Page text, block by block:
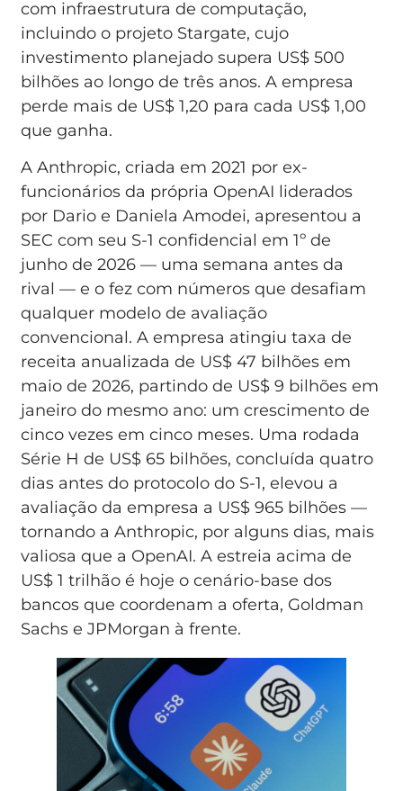
com infraestrutura de computação,
incluindo o projeto Stargate, cujo
investimento planejado supera US$ 500
bilhões ao longo de três anos. A empresa
perde mais de US$ 1,20 para cada US$ 1,00
que ganha.
A Anthropic, criada em 2021 por ex-
funcionários da própria OpenAI liderados
por Dario e Daniela Amodei, apresentou a
SEC com seu S-1 confidencial em 1º de
junho de 2026 — uma semana antes da
rival — e o fez com números que desafiam
qualquer modelo de avaliação
convencional. A empresa atingiu taxa de
receita anualizada de US$ 47 bilhões em
maio de 2026, partindo de US$ 9 bilhões em
janeiro do mesmo ano: um crescimento de
cinco vezes em cinco meses. Uma rodada
Série H de US$ 65 bilhões, concluída quatro
dias antes do protocolo do S-1, elevou a
avaliação da empresa a US$ 965 bilhões —
tornando a Anthropic, por alguns dias, mais
valiosa que a OpenAI. A estreia acima de
US$ 1 trilhão é hoje o cenário-base dos
bancos que coordenam a oferta, Goldman
Sachs e JPMorgan à frente.